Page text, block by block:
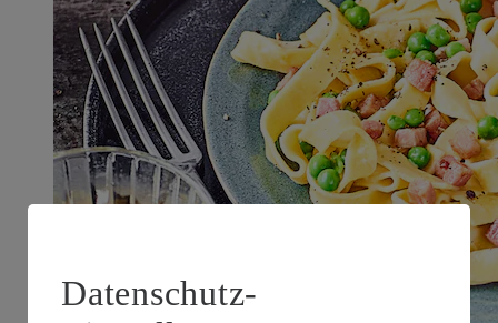
Datenschutz-